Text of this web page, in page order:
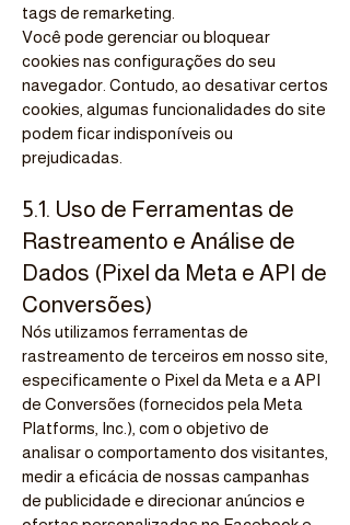
tags de remarketing.
Você pode gerenciar ou bloquear
cookies nas configurações do seu
navegador. Contudo, ao desativar certos
cookies, algumas funcionalidades do site
podem ficar indisponíveis ou
prejudicadas.
5.1. Uso de Ferramentas de
Rastreamento e Análise de
Dados (Pixel da Meta e API de
Conversões)
Nós utilizamos ferramentas de
rastreamento de terceiros em nosso site,
especificamente o Pixel da Meta e a API
de Conversões (fornecidos pela Meta
Platforms, Inc.), com o objetivo de
analisar o comportamento dos visitantes,
medir a eficácia de nossas campanhas
de publicidade e direcionar anúncios e